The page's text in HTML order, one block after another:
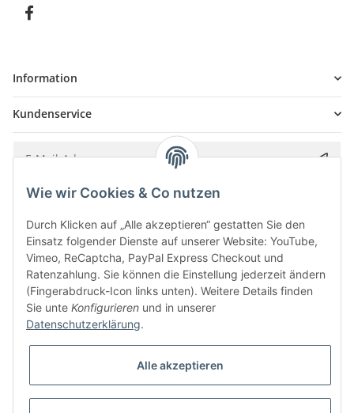
Information
Kundenservice
Bitte senden Sie mir entsprechend IhrerDatenschutzerklärung
* Alle Preise inkl. gesetzlicher USt., zzgl.
Wie wir Cookies & Co nutzen
Durch Klicken auf „Alle akzeptieren“ gestatten Sie den
Einsatz folgender Dienste auf unserer Website: YouTube,
Vimeo, ReCaptcha, PayPal Express Checkout und
Ratenzahlung. Sie können die Einstellung jederzeit ändern
(Fingerabdruck-Icon links unten). Weitere Details finden
Sie unte Konfigurieren und in unserer
Datenschutzerklärung.
Alle akzeptieren